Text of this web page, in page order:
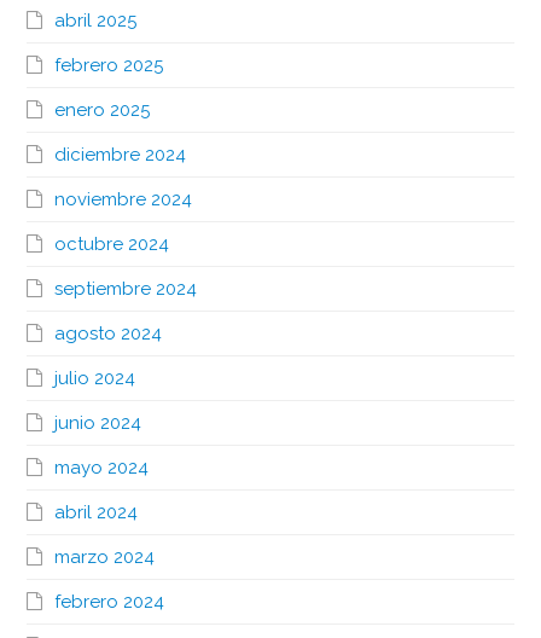
abril 2025
febrero 2025
enero 2025
diciembre 2024
noviembre 2024
octubre 2024
septiembre 2024
agosto 2024
julio 2024
junio 2024
mayo 2024
abril 2024
marzo 2024
febrero 2024